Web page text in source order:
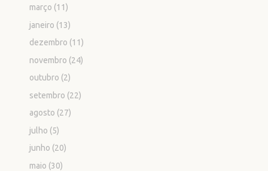
março (11)
janeiro (13)
dezembro (11)
novembro (24)
outubro (2)
setembro (22)
agosto (27)
julho (5)
junho (20)
maio (30)